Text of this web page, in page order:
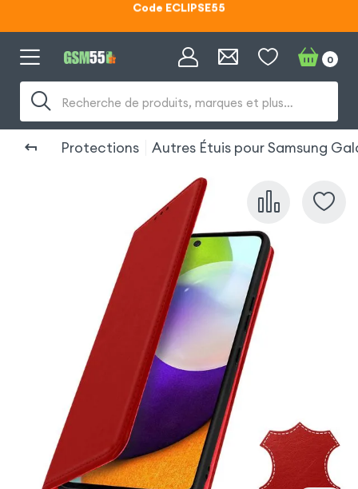
Code ECLIPSE55
Recherche de produits, marques et plus…
0
Protections Autres Étuis pour Samsung